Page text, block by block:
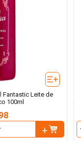
Fantastic Leite de
100ml